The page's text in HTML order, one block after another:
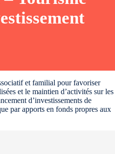
et familial pour favoriser
et le maintien d’activités sur les
d’investissements de
par apports en fonds propres aux